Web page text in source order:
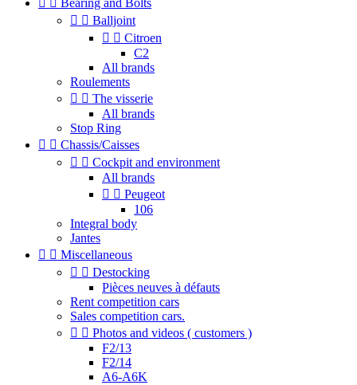
  Balljoint
  Citroen
C2
All brands
Roulements
  The visserie
All brands
Stop Ring
  Chassis/Caisses
  Cockpit and environment
All brands
  Peugeot
106
Integral body
Jantes
  Miscellaneous
  Destocking
Pièces neuves à défauts
Rent competition cars
Sales competition cars.
  Photos and videos ( customers )
F2/13
F2/14
A6-A6K